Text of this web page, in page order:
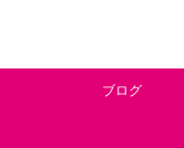
ブログ